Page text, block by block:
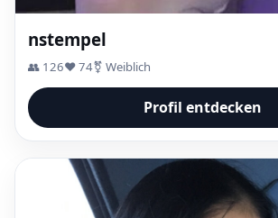
nstempel
👥 126❤️ 74⚧ Weiblich
Profil entdecken